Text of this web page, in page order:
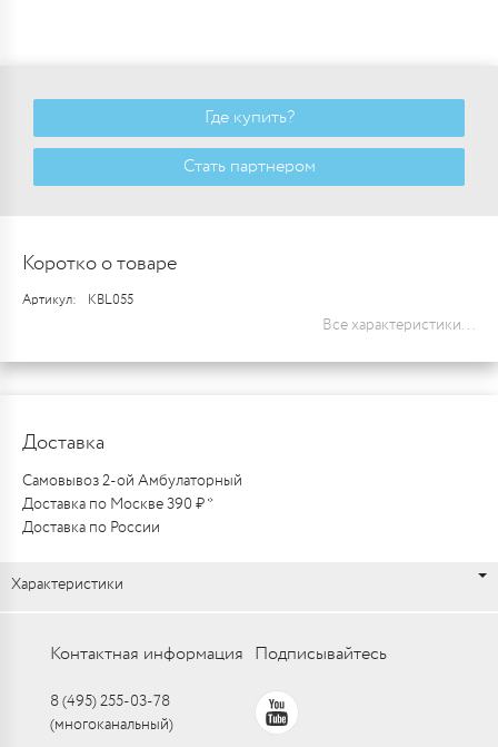
Где купить?
Стать партнером
Коротко о товаре
Артикул: KBL055
Все характеристики...
Доставка
Самовывоз 2-ой Амбулаторный
Доставка по Москве 390 ₽ *
Доставка по России
Характеристики
Контактная информация
8 (495) 255-03-78
(многоканальный)
Подписывайтесь